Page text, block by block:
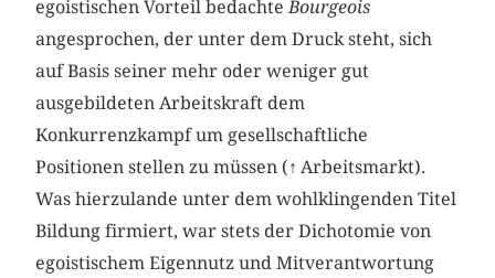
egoistischen Vorteil bedachteBourgeois
angesprochen, der unter dem Druck steht, sich
auf Basis seiner mehr oder weniger gut
ausgebildeten Arbeitskraft dem
Konkurrenzkampf um gesellschaftliche
Positionen stellen zu müssen (↑Arbeitsmarkt).
Was hierzulande unter dem wohlklingenden Titel
Bildung firmiert, war stets der Dichotomie von
egoistischem Eigennutz und Mitverantwortung